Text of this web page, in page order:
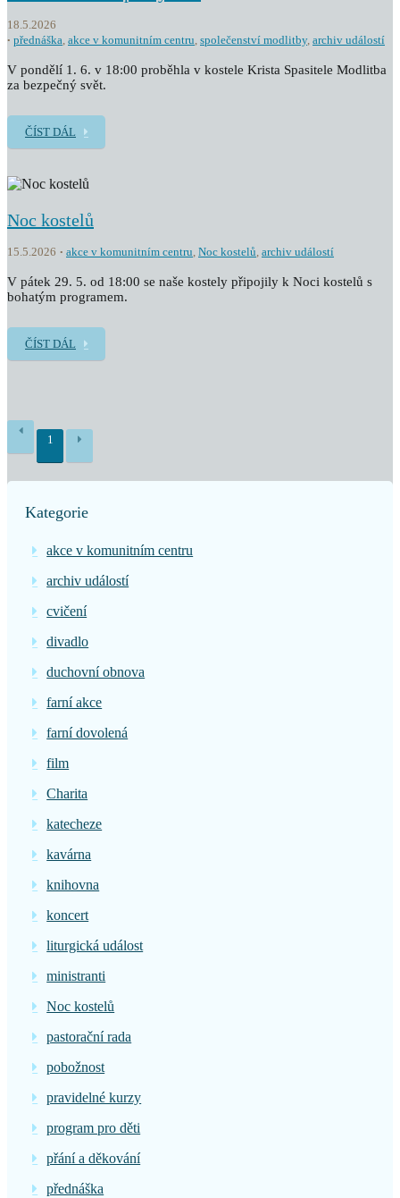
18.5.2026
přednáška, akce v komunitním centru, společenství modlitby, archiv událostí
V pondělí 1. 6. v 18:00 proběhla v kostele Krista Spasitele Modlitba
za bezpečný svět.
ČÍST DÁL
Noc kostelů
15.5.2026 akce v komunitním centru, Noc kostelů, archiv událostí
V pátek 29. 5. od 18:00 se naše kostely připojily k Noci kostelů s
bohatým programem.
ČÍST DÁL
1
Kategorie
akce v komunitním centru
archiv událostí
cvičení
divadlo
duchovní obnova
farní akce
farní dovolená
film
Charita
katecheze
kavárna
knihovna
koncert
liturgická událost
ministranti
Noc kostelů
pastorační rada
pobožnost
pravidelné kurzy
program pro děti
přání a děkování
přednáška